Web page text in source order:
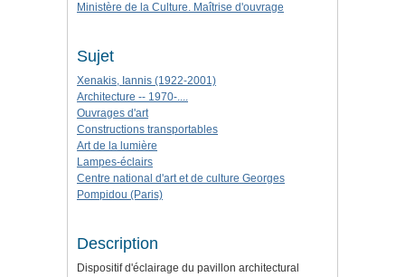
Ministère de la Culture. Maîtrise d'ouvrage
Sujet
Xenakis, Iannis (1922-2001)
Architecture -- 1970-....
Ouvrages d'art
Constructions transportables
Art de la lumière
Lampes-éclairs
Centre national d'art et de culture Georges
Pompidou (Paris)
Description
Dispositif d'éclairage du pavillon architectural